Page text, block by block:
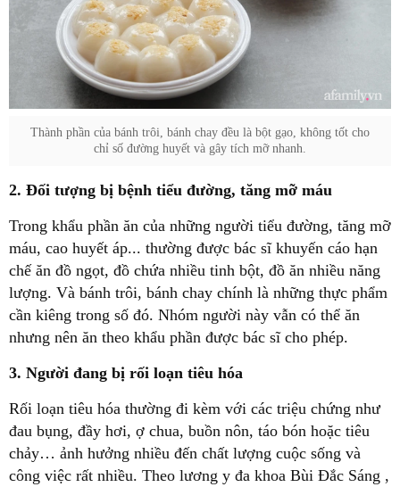
Thành phần của bánh trôi, bánh chay đều là bột gạo, không tốt cho
chỉ số đường huyết và gây tích mỡ nhanh.
2. Đối tượng bị bệnh tiểu đường, tăng mỡ máu
Trong khẩu phần ăn của những người tiểu đường, tăng mỡ
máu, cao huyết áp... thường được bác sĩ khuyến cáo hạn
chế ăn đồ ngọt, đồ chứa nhiều tinh bột, đồ ăn nhiều năng
lượng. Và bánh trôi, bánh chay chính là những thực phẩm
cần kiêng trong số đó. Nhóm người này vẫn có thể ăn
nhưng nên ăn theo khẩu phần được bác sĩ cho phép.
3. Người đang bị rối loạn tiêu hóa
Rối loạn tiêu hóa thường đi kèm với các triệu chứng như
đau bụng, đầy hơi, ợ chua, buồn nôn, táo bón hoặc tiêu
chảy… ảnh hưởng nhiều đến chất lượng cuộc sống và
công việc rất nhiều. Theo lương y đa khoa Bùi Đắc Sáng ,